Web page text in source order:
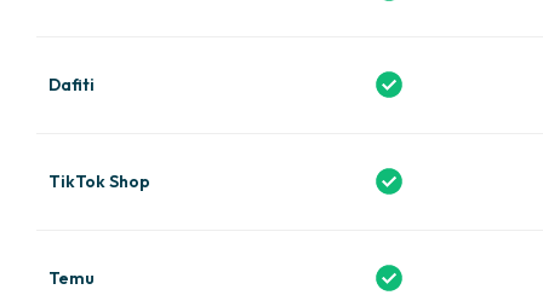
Dafiti
TikTok Shop
Temu